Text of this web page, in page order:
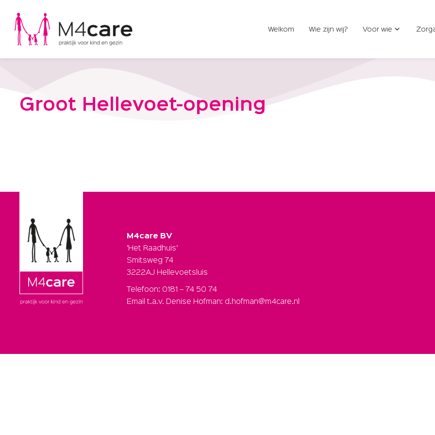
Welkom Wie zijn wij? Voor wie
Groot Hellevoet-opening
M4care BV
‘Het Raadhuis’
Smitsweg 74
3222AJ Hellevoetsluis
Telefoon: 0181 – 74 50 74
Email t.a.v. Denise Hofman: d.hofman@m4care.nl